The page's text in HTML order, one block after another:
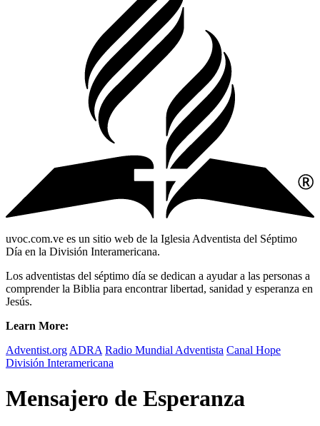
uvoc.com.ve es un sitio web de la Iglesia Adventista del Séptimo
Día en la División Interamericana.
Los adventistas del séptimo día se dedican a ayudar a las personas a
comprender la Biblia para encontrar libertad, sanidad y esperanza en
Jesús.
Learn More:
Adventist.org ADRA Radio Mundial Adventista Canal Hope
División Interamericana
Mensajero de Esperanza